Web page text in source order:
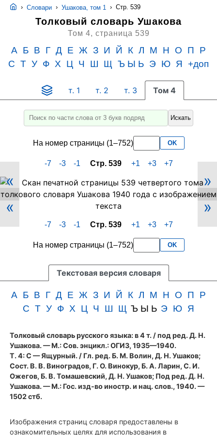
› Словари › Ушакова, том 1 › Стр. 539
Толковый словарь Ушакова
Том 4, страница 539
А Б В Г Д Е Ж З И Й К Л М Н О П
Р
С Т У Ф Х Ц Ч Ш Щ Ъ Ы Ь Э Ю Я +доп
т. 1 т. 2 т. 3 Том 4
Введите
поиска
слово
его
часть
не
3
букв
подряд
Искать
На номер страницы (1–752) OK
-7 -3 -1 Стр. 539 +1 +3 +7
Скан
PDF-
страницы
четвертого
словаря
год)
«
»
«
»
-7 -3 -1 Стр. 539 +1 +3 +7
На номер страницы (1–752) OK
Текстовая версия словаря
А Б В Г Д Е Ж З И Й К Л М Н О П
Р
С Т У Ф Х Ц Ч Ш Щ Ъ Ы Ь Э Ю Я
Толковый словарь русского языка: в 4 т. / под ред. Д. Н.
Ушакова. — М.: Сов. энцикл.: ОГИЗ, 1935—1940.
Т. 4: С — Ящурный. / Гл. ред. Б. М. Волин, Д. Н. Ушаков;
Сост. В. В. Виноградов, Г. О. Винокур, Б. А. Ларин, С. И.
Ожегов, Б. В. Томашевский, Д. Н. Ушаков; Под ред. Д. Н.
Ушакова. — М.: Гос. изд-во иностр. и нац. слов., 1940. —
1502 стб.
Изображения страниц словаря предоставлены в
ознакомительных целях для использования в